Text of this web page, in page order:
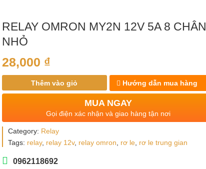
RELAY OMRON MY2N 12V 5A 8 CHÂN
NHỎ
28,000 ₫
Thêm vào giỏ Hướng dẫn mua hàng
MUA NGAY
Gọi điện xác nhận và giao hàng tận nơi
Category: Relay
Tags: relay, relay 12v, relay omron rơ le, rơ le trung gian
0962118692